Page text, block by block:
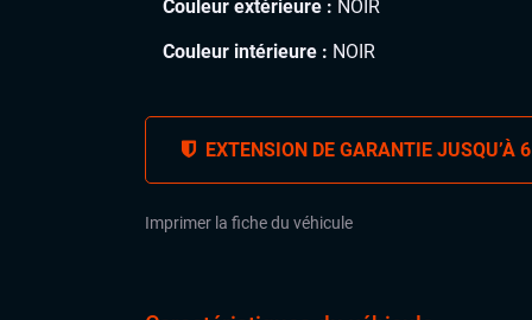
Couleur extérieure : NOIR
Couleur intérieure : NOIR
EXTENSION DE GARANTIE JUSQU’À
Imprimer la fiche du véhicule